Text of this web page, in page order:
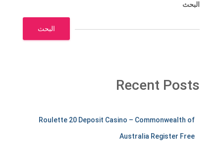
البحث
البحث
Recent Posts
e
Roulette 20 Deposit Casino – Commonwealth of
Australia Register Free